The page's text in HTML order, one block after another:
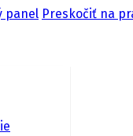
panel Preskočiť na